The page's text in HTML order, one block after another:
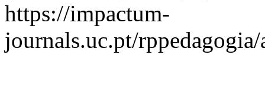
https://impactum-
journals.uc.pt/